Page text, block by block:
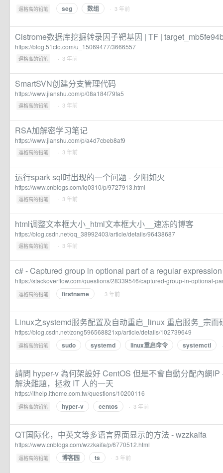
逼格高的铅笔 · seg 数组 · 3 年前
Cistrome数据库挖掘转录因子靶基因 | TF |
https://blog.51cto.com/u_15069477/3666557
逼格高的铅笔 · · 3 年前
SmartSVN创建分支管理代码
https://www.jianshu.com/p/08a184f79fa5
逼格高的铅笔 · · 3 年前
RSA加解密学习笔记
https://www.jianshu.com/p/a4d7cbeb8af9
逼格高的铅笔 · · 3 年前
运行spark sql时出现的一个问题 - 夕阳如火
https://www.cnblogs.com/lq0310/p/9727913.html
逼格高的铅笔 · · 3 年前
html调整文本框大小_html文本框大小__速冻的博客
https://blog.csdn.net/qq_38992403/article/details/96438687
逼格高的铅笔 · · 3 年前
c# - Captured group in optional part of a regular
https://stackoverflow.com/questions/28339546/captured-group-in-optional-
逼格高的铅笔 · firstname · 3 年前
Linux之systemd服务配置及自动重启_linux 重启服务_宗而
https://blog.csdn.net/zong596568821xp/article/details/102739649
逼格高的铅笔 · sudo systemd linux重启命令 systemctl
請問 hyper-v 為何架設好 CentOS 但是不會自動分配內網
解決難題，拯救 IT 人的一天
https://ithelp.ithome.com.tw/questions/10200116
逼格高的铅笔 · hyper-v centos · 3 年前
QT国际化，中英文等多语言界面显示的方法 - wzzkaifa
https://www.cnblogs.com/wzzkaifa/p/6770512.html
逼格高的铅笔 · 博客园 ts · 3 年前